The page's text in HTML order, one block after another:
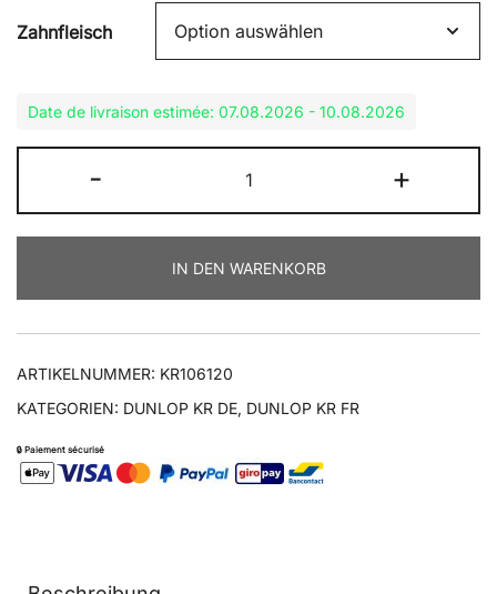
Zahnfleisch
Date de livraison estimée: 07.08.2026 - 10.08.2026
-
120/70R17
Menge
+
IN DEN WARENKORB
ARTIKELNUMMER: KR106120
KATEGORIEN: DUNLOP KR DE, DUNLOP KR FR
🔒 Paiement sécurisé